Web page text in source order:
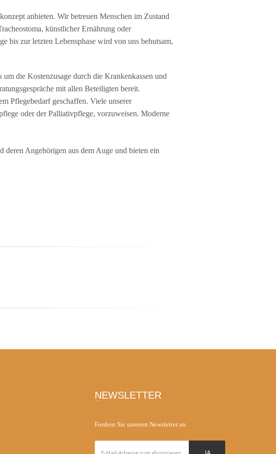
anbieten. Wir betreuen Menschen im Zustand
künstlicher Ernährung oder
bis zur letzten Lebensphase wird von uns behutsam,
die Kostenzusage durch die Krankenkassen und
mit allen Beteiligten bereit.
Pflegebedarf geschaffen. Viele unserer
oder der Palliativpflege, vorzuweisen. Moderne
deren Angehörigen aus dem Auge und bieten ein
NEWSLETTER
Fordern Sie unseren Newsletter an.